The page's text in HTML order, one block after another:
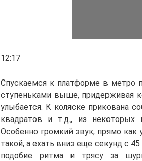
12:17
Спускаемся к платформе в метро
ступеньками выше, придерживая
улыбается. К коляске прикована
квадратов и т.д., из некоторых
Особенно громкий звук, прямо
такой, а ехать вниз еще секунд с
подобие ритма и трясу за